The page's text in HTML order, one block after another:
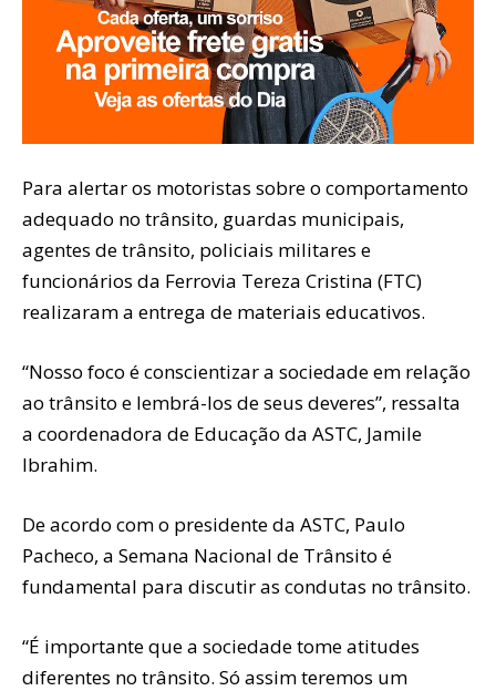
Para alertar os motoristas sobre o comportamento
adequado no trânsito, guardas municipais,
agentes de trânsito, policiais militares e
funcionários da Ferrovia Tereza Cristina (FTC)
realizaram a entrega de materiais educativos.
“Nosso foco é conscientizar a sociedade em relação
ao trânsito e lembrá-los de seus deveres”, ressalta
a coordenadora de Educação da ASTC, Jamile
Ibrahim.
De acordo com o presidente da ASTC, Paulo
Pacheco, a Semana Nacional de Trânsito é
fundamental para discutir as condutas no trânsito.
“É importante que a sociedade tome atitudes
diferentes no trânsito. Só assim teremos um